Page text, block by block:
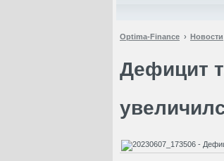
Optima-Finance Новости
Дефицит